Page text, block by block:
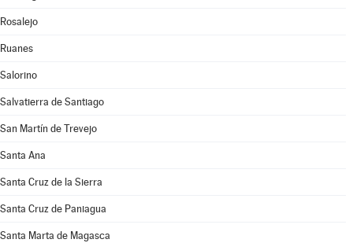
Rosalejo
Ruanes
Salorino
Salvatierra de Santiago
San Martín de Trevejo
Santa Ana
Santa Cruz de la Sierra
Santa Cruz de Paniagua
Santa Marta de Magasca